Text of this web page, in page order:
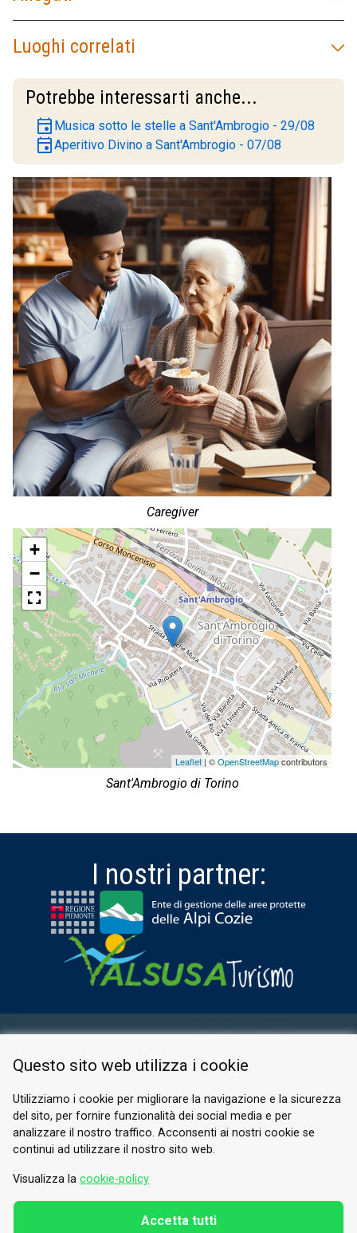
Caregiver
+
−
Leaflet | ©OpenStreetMapcontributors
Sant'Ambrogio di Torino
Luoghi correlati
Potrebbe interessarti anche...
event Musica sotto le stelle a Sant'Ambrogio - 29/08
eventAperitivo Divino a Sant'Ambrogio - 07/08
I nostri partner:
PRIVACY POLICY
© 2026 Valle di Susa
Tesori di Arte e Cultura Alpina
Tel.
E-mail.info@vallesusa-tesori.it
Questo sito web utilizza i cookie
Utilizziamo i cookie per migliorare la navigazione e la sicurezza
del sito, per fornire funzionalità dei social media e per
analizzare il nostro traffico. Acconsenti ai nostri cookie se
continui ad utilizzare il nostro sito web.
Visualizza la cookie-policy
Accetta tutti